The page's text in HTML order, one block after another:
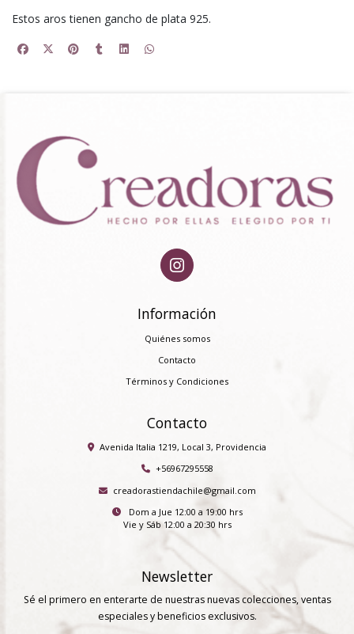
Estos aros tienen gancho de plata 925.
Información
Quiénes somos
Contacto
Términos y Condiciones
Contacto
Avenida Italia 1219, Local 3, Providencia
+56967295558
creadorastiendachile@gmail.com
Dom a Jue 12:00 a 19:00 hrs
Vie y Sáb 12:00 a 20:30 hrs
Newsletter
Sé el primero en enterarte de nuestras nuevas colecciones, ventas
especiales y beneficios exclusivos.